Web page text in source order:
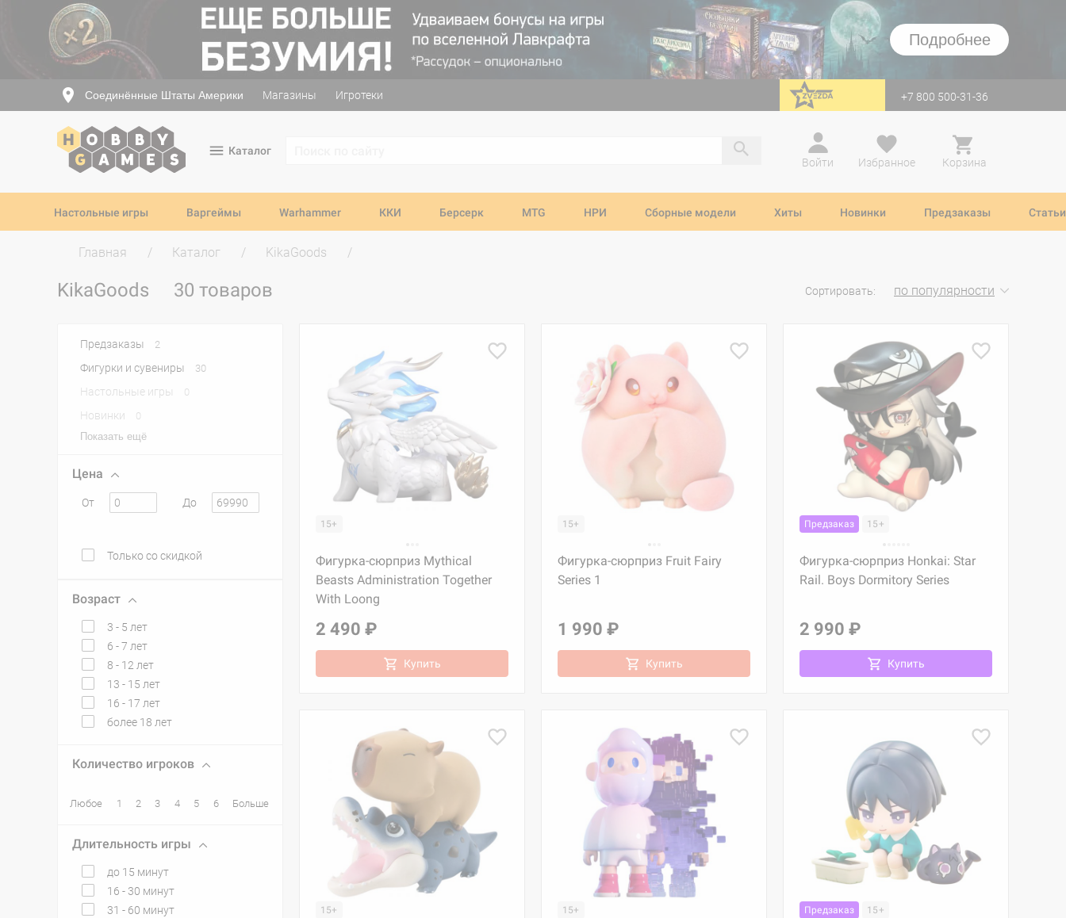
Подробнее
Соединённые Штаты Америки Магазины Игротеки перейти на Zvezda +7 800 500-31-36
Каталог
Войти
Избранное Корзина
Настольные игры Варгеймы Warhammer ККИ Берсерк MTG НРИ Сборные модели Хиты Новинки Предзаказы Статьи
Главная Каталог KikaGoods
KikaGoods 30 товаров Сортировать: по популярности
Предзаказы 2
Фигурки и сувениры 30
Настольные игры 0
Новинки
0
Показать ещё
Цена
От До
Только со скидкой
Возраст
3 - 5 лет
6 - 7 лет
8 - 12 лет
13 - 15 лет
16 - 17 лет
более 18 лет
Количество игроков
Любое 1 2 3 4 5 6 Больше
Длительность игры
до 15 минут
16 - 30 минут
31 - 60 минут
15+
Фигурка-сюрприз Mythical
Beasts Administration Together
With Loong
2 490 ₽
Купить
15+
Фигурка-сюрприз Fruit Fairy
Series 1
1 990 ₽
Купить
Предзаказ 15+
Фигурка-сюрприз Honkai: Star
Rail. Boys Dormitory Series
2 990 ₽
Купить
15+ 15+ Предзаказ 15+